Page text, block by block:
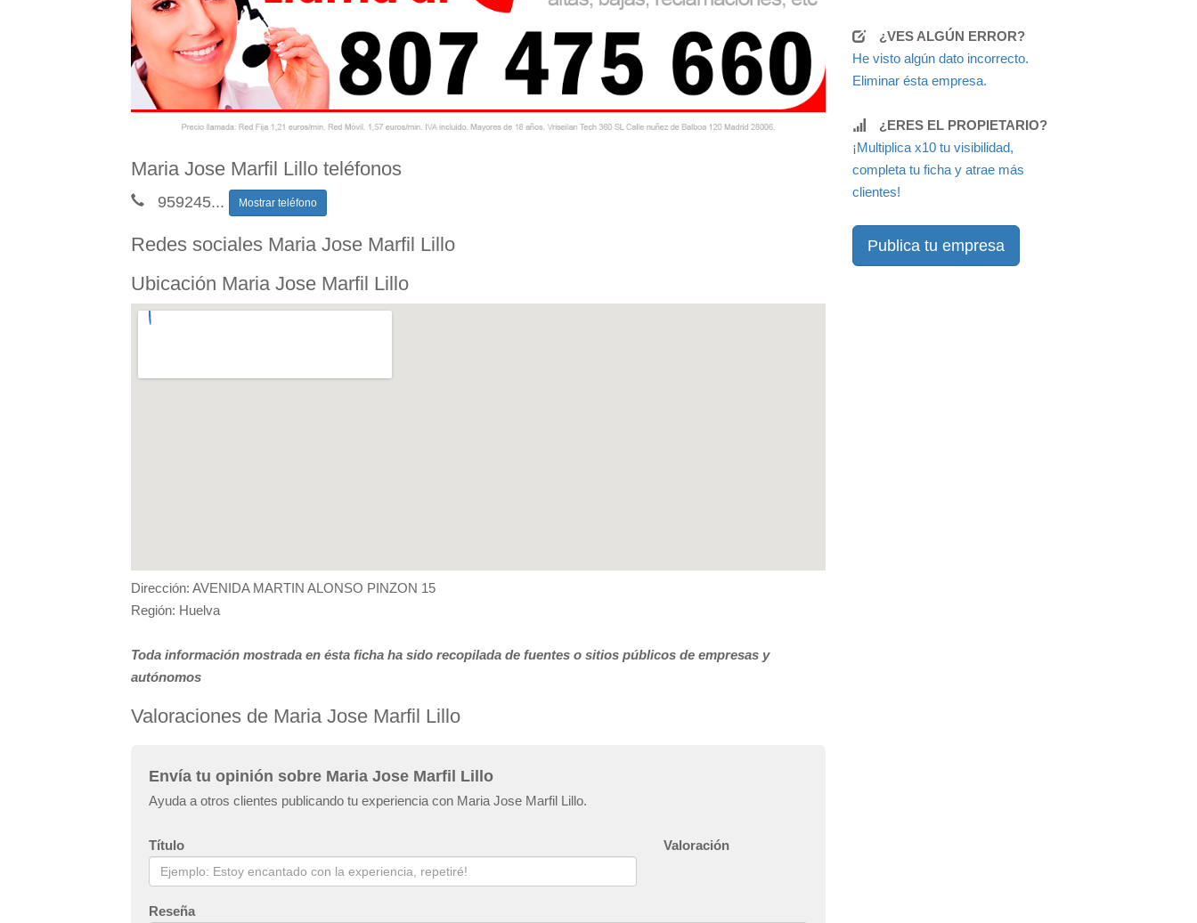
Maria Jose Marfil Lillo teléfonos
959245... Mostrar teléfono
Redes sociales Maria Jose Marfil Lillo
Ubicación Maria Jose Marfil Lillo
Dirección: AVENIDA MARTIN ALONSO PINZON 15
Región: Huelva
Toda información mostrada en ésta ficha ha sido recopilada de fuentes o sitios públicos de empresas y
autónomos
Valoraciones de Maria Jose Marfil Lillo
Envía tu opinión sobre Maria Jose Marfil Lillo
Ayuda a otros clientes publicando tu experiencia con Maria Jose Marfil Lillo.
Título Valoración
Reseña
¿VES ALGÚN ERROR?
He visto algún dato incorrecto.
Eliminar ésta empresa.
¿ERES EL PROPIETARIO?
¡Multiplica x10 tu visibilidad,
completa tu ficha y atrae más
clientes!
Publica tu empresa